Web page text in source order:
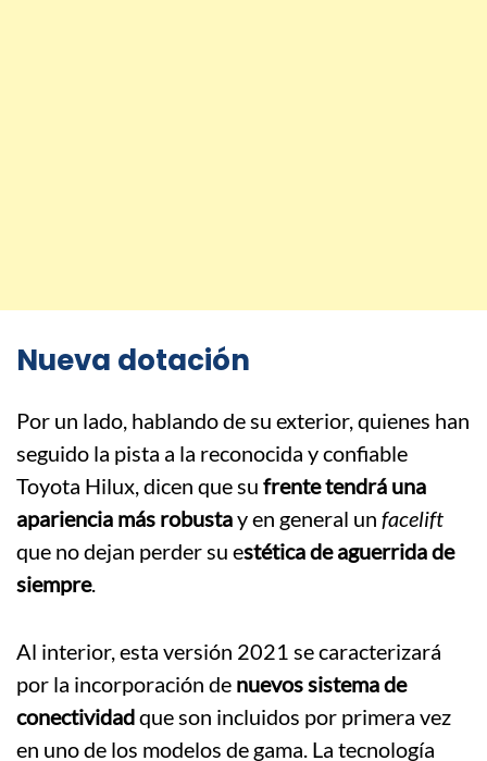
Nueva dotación
Por un lado, hablando de su exterior, quienes han
seguido la pista a la reconocida y confiable
Toyota Hilux, dicen que su frente tendrá una
apariencia más robustay en general un facelift
que no dejan perder su estética de aguerrida de
siempre.
Al interior, esta versión 2021 se caracterizará
por la incorporación de nuevos sistema de
conectividadque son incluidos por primera vez
en uno de los modelos de gama. La tecnología